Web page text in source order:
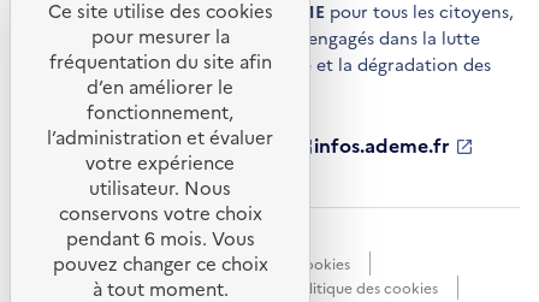
de conseils et de services de l'ADEME pour tous les citoyens,
acteurs économiques et territoires engagés dans la lutte
contre le réchauffement climatique et la dégradation des
ressources.
ademe.fr
S'ouvre
nouvelle
fenêtre
librairie.ademe.fr
S'ouvre
dans
une
nouvelle
fenêtre
infos.ademe.fr
S'ouvre
nouvelle
ademe.fr/presse
S'ouvre
nouvelle
fenêtre
Accessibilité : non conforme
Données personnelles
Gestion des cookies
Mentions légales
Plan du site
Politique des cookies
Ce site utilise des cookies
pour mesurer la
fréquentation du site afin
d’en améliorer le
fonctionnement,
l’administration et évaluer
votre expérience
utilisateur. Nous
conservons votre choix
pendant 6 mois. Vous
pouvez changer ce choix
à tout moment.